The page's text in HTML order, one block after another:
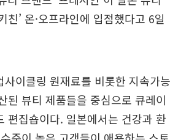
친’ 온·오프라인에 입점했다고 6일
사이클링 원재료를 비롯한 지속가능
된 뷰티 제품들을 중심으로 큐레이
편집숍이다. 일본에서는 건강과 환